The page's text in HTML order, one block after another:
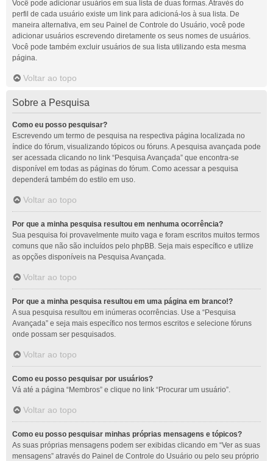
Você pode adicionar usuários em sua lista de duas formas. Através do
perfil de cada usuário existe um link para adicioná-los à sua lista. De
maneira alternativa, em seu Painel de Controle do Usuário, você pode
adicionar usuários escrevendo diretamente os seus nomes de usuários.
Você pode também excluir usuários de sua lista utilizando esta mesma
página.
Voltar ao topo
Sobre a Pesquisa
Como eu posso pesquisar?
Escrevendo um termo de pesquisa na respectiva página localizada no
índice do fórum, visualizando tópicos ou fóruns. A pesquisa avançada pode
ser acessada clicando no link “Pesquisa Avançada” que encontra-se
disponível em todas as páginas do fórum. Como acessar a pesquisa
dependerá também do estilo em uso.
Voltar ao topo
Por que a minha pesquisa resultou em nenhuma ocorrência?
Sua pesquisa foi provavelmente muito vaga e foram escritos muitos termos
comuns que não são incluídos pelo phpBB. Seja mais específico e utilize
as opções disponíveis na Pesquisa Avançada.
Voltar ao topo
Por que a minha pesquisa resultou em uma página em branco!?
A sua pesquisa resultou em inúmeras ocorrências. Use a “Pesquisa
Avançada” e seja mais específico nos termos escritos e selecione fóruns
onde possam ser pesquisados.
Voltar ao topo
Como eu posso pesquisar por usuários?
Vá até a página “Membros” e clique no link “Procurar um usuário”.
Voltar ao topo
Como eu posso pesquisar minhas próprias mensagens e tópicos?
As suas próprias mensagens podem ser exibidas clicando em “Ver as suas
mensagens” através do Painel de Controle do Usuário ou pelo seu próprio